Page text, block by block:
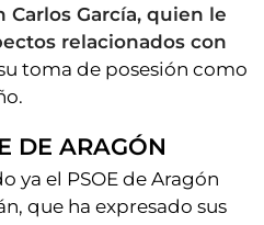
García, quien le
relacionados con
toma de posesión como
DE ARAGÓN
ya el PSOE de Aragón
que ha expresado sus